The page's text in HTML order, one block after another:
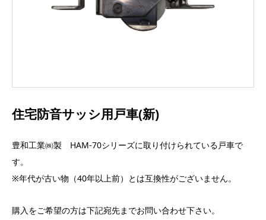
住宅防音サッシ用戸車(新)
豊和工業㈱製 HAM-70シリーズに取り付けられている戸車で
す。
※年代が古い物（40年以上前）とは互換性がございません。
購入をご希望の方は下記宛先までお問い合わせ下さい。